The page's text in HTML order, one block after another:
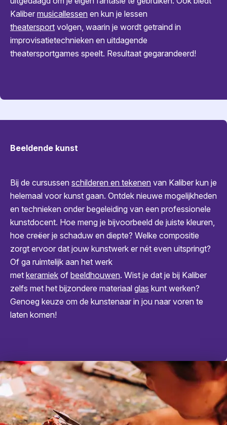
Kaliber musicallessen en kun je lessen
theatersport volgen, waarin je wordt getraind in
improvisatietechnieken en uitdagende
theatersportgames speelt. Resultaat gegarandeerd!
Beeldende kunst
Bij de cursussen schilderen en tekenen van Kaliber kun je
helemaal voor kunst gaan. Ontdek nieuwe mogelijkheden
en technieken onder begeleiding van een professionele
kunstdocent. Hoe meng je bijvoorbeeld de juiste kleuren,
hoe creëer je schaduw en diepte? Welke compositie
zorgt ervoor dat jouw kunstwerk er nét even uitspringt?
Of ga ruimtelijk aan het werk
met keramiek of beeldhouwen. Wist je dat je bij Kaliber
zelfs met het bijzondere materiaal glas kunt werken?
Genoeg keuze om de kunstenaar in jou naar voren te
laten komen!